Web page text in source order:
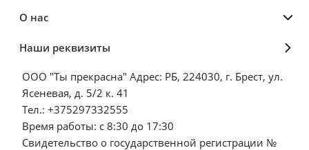
О нас
Наши реквизиты
ООО "Ты прекрасна" Адрес: РБ, 224030, г. Брест, ул.
Ясеневая, д. 5/2 к. 41
Тел.: +375297332555
Время работы: с 8:30 до 17:30
Свидетельство о государственной регистрации №